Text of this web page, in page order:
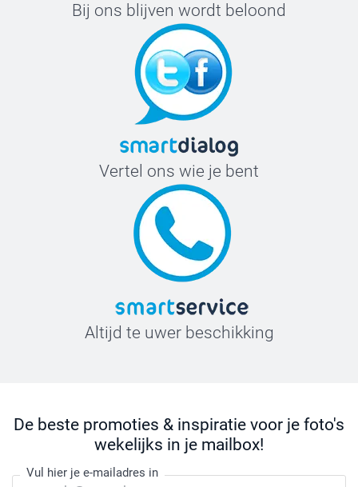
Bij ons blijven wordt beloond
Vertel ons wie je bent
Altijd te uwer beschikking
De beste promoties & inspiratie voor je foto's
wekelijks in je mailbox!
Vul hier je e-mailadres in